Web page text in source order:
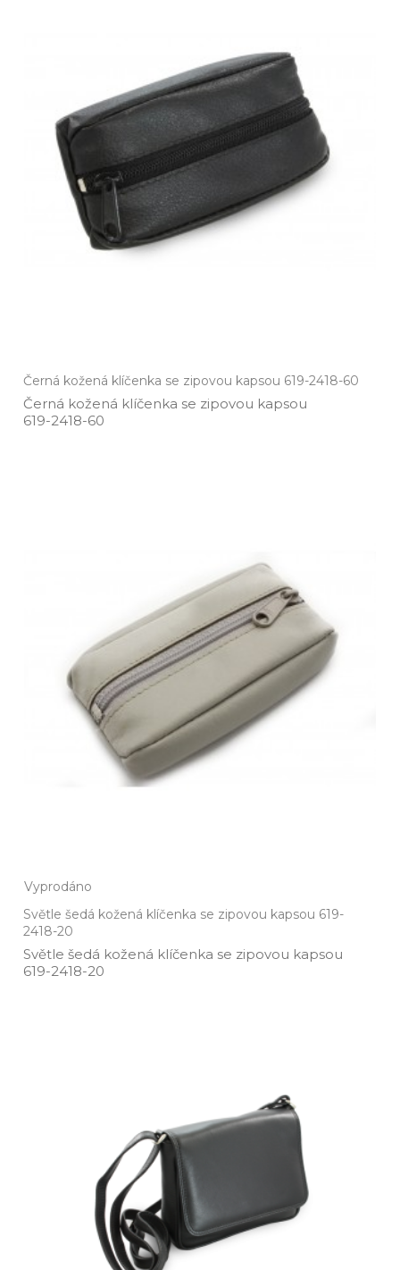
Černá kožená klíčenka se zipovou kapsou 619-2418-60
Černá kožená klíčenka se zipovou kapsou
619­-2418­-60
Vyprodáno
Světle šedá kožená klíčenka se zipovou kapsou 619-
2418-20
Světle šedá kožená klíčenka se zipovou kapsou
619­-2418­-20